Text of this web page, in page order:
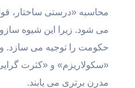
محاسبه «درستی ساختار،
می شود. زیرا این شیوه
حکومت را توجیه می سازد.
«سکولاریزم» و «کثرت
مدرن برتری می یابند.